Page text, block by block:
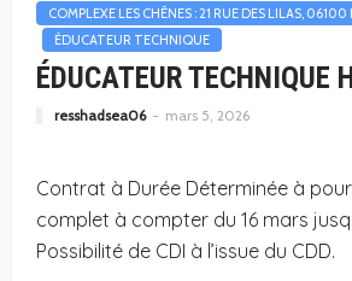
COMPLEXE LES CHÊNES : 21 RUE DES LILAS, 06100
ÉDUCATEUR TECHNIQUE
ÉDUCATEUR TECHNIQUE
resshadsea06 mars 5, 2026
Contrat à Durée Déterminée à
complet à compter du 16 mars
Possibilité de CDI à l’issue du CDD.